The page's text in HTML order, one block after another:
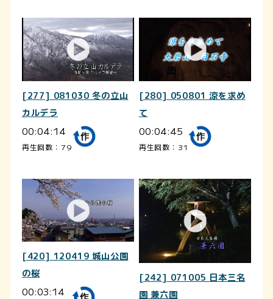
[277] 081030 冬の立山
カルデラ
00:04:14
再生回数：79
[280] 050801 涼を求め
て
00:04:45
再生回数：31
[420] 120419 城山公園
の桜
00:03:14
[242] 071005 日本三名
園 兼六園